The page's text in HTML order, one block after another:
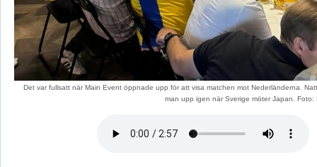
Det var fullsatt när Main Event öppnade upp för att visa matchen mot Nederländerna.
man upp igen när Sverige möter Japan. Foto: